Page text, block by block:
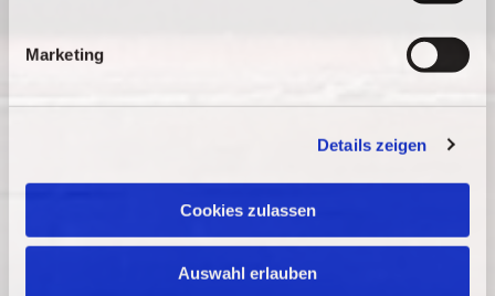
Marketing
Details zeigen
Cookies zulassen
Auswahl erlauben